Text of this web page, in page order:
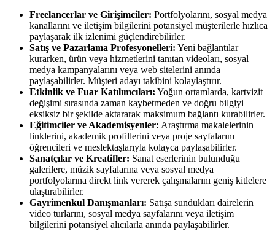
Freelancerlar ve Girişimciler: Portfolyolarını, sosyal medya
kanallarını ve iletişim bilgilerini potansiyel müşterilerle hızlıca
paylaşarak ilk izlenimi güçlendirebilirler.
Satış ve Pazarlama Profesyonelleri: Yeni bağlantılar
kurarken, ürün veya hizmetlerini tanıtan videoları, sosyal
medya kampanyalarını veya web sitelerini anında
paylaşabilirler. Müşteri adayı takibini kolaylaştırır.
Etkinlik ve Fuar Katılımcıları: Yoğun ortamlarda, kartvizit
değişimi sırasında zaman kaybetmeden ve doğru bilgiyi
eksiksiz bir şekilde aktararak maksimum bağlantı kurabilirler.
Eğitimciler ve Akademisyenler: Araştırma makalelerinin
linklerini, akademik profillerini veya proje sayfalarını
öğrencileri ve meslektaşlarıyla kolayca paylaşabilirler.
Sanatçılar ve Kreatifler: Sanat eserlerinin bulunduğu
galerilere, müzik sayfalarına veya sosyal medya
portfolyolarına direkt link vererek çalışmalarını geniş kitlelere
ulaştırabilirler.
Gayrimenkul Danışmanları: Satışa sundukları dairelerin
video turlarını, sosyal medya sayfalarını veya iletişim
bilgilerini potansiyel alıcılarla anında paylaşabilirler.